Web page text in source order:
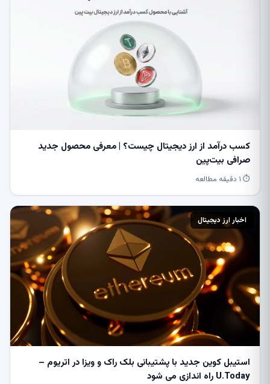
کسب درآمد از ارز دیجیتال چیست؟ | معرفی محصول جدید
صرافی بیت‌پین
⏱ ۱ دقیقه مطالعه
اخبار ارز دیجیتال
استیبل کوین جدید با پشتیبانی بلک راک و ویزا در اتریوم –
U.Today راه اندازی می شود